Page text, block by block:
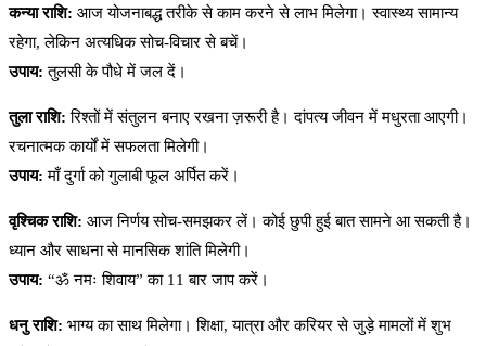
कन्या राशि: आज योजनाबद्ध तरीके से काम करने से लाभ मिलेगा। स्वास्थ्य सामान्य
रहेगा, लेकिन अत्यधिक सोच-विचार से बचें।
उपाय: तुलसी के पौधे में जल दें।
तुला राशि:रिश्तों में संतुलन बनाए रखना ज़रूरी है। दांपत्य जीवन में मधुरता आएगी।
रचनात्मक कार्यों में सफलता मिलेगी।
उपाय: माँ दुर्गा को गुलाबी फूल अर्पित करें।
वृश्चिक राशि: आज निर्णय सोच-समझकर लें। कोई छुपी हुई बात सामने आ सकती है।
ध्यान और साधना से मानसिक शांति मिलेगी।
उपाय: “ॐ नमः शिवाय” का 11 बार जाप करें।
धनु राशि: भाग्य का साथ मिलेगा। शिक्षा, यात्रा और करियर से जुड़े मामलों में शुभ